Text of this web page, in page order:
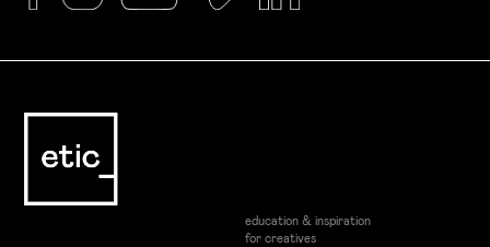
education & inspiration
for creatives